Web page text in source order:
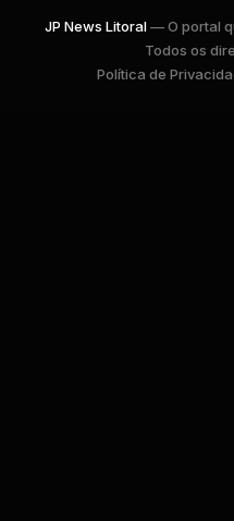
JP News Litoral— O portal
Todos os
Política de